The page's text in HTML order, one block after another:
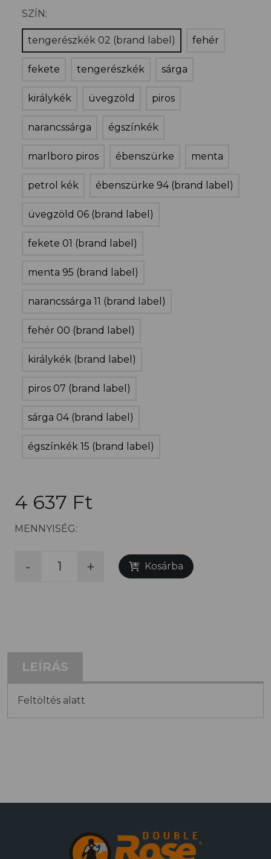
SZÍN:
tengerészkék 02 (brand label) fehér
fekete tengerészkék sárga
királykék üvegzöld piros
narancssárga égszínkék
marlboro piros ébenszürke menta
petrol kék ébenszürke 94 (brand label)
üvegzöld 06 (brand label)
fekete 01 (brand label)
menta 95 (brand label)
narancssárga 11 (brand label)
fehér 00 (brand label)
királykék (brand label)
piros 07 (brand label)
sárga 04 (brand label)
égszínkék 15 (brand label)
4 637 Ft
MENNYISÉG:
- + Kosárba
LEÍRÁS
Feltöltés alatt